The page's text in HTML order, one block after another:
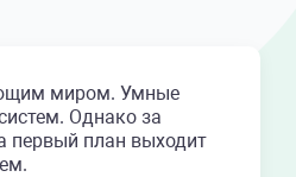
миром. Умные
Однако за
первый план выходит